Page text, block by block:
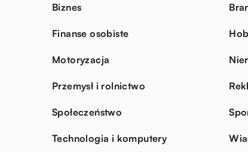
Biznes
Finanse osobiste
Motoryzacja
Przemysł i rolnictwo
Społeczeństwo
Technologia i komputery